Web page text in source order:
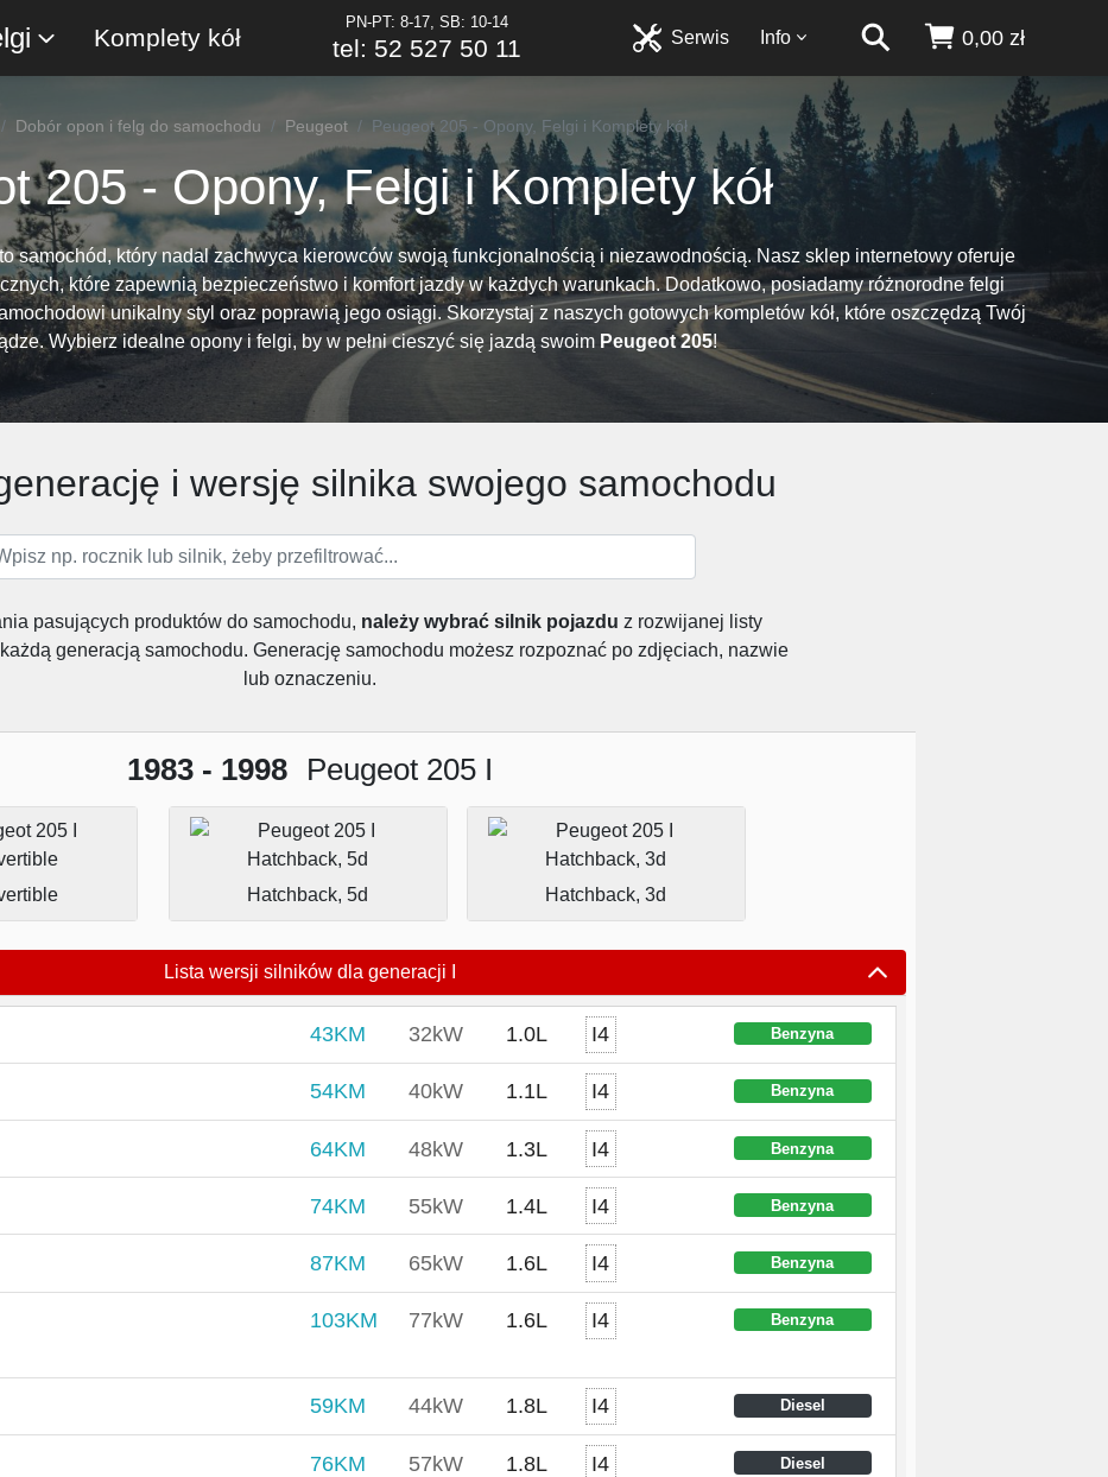
Komplety kół
PN-PT: 8-17, SB: 10-14
tel: 52 527 50 11 0,00 zł
Info
Serwis
Dobór opon i felg do samochodu Peugeot Peugeot 205 - Opony, Felgi i Komplety kół
205 - Opony, Felgi i Komplety kół
samochód, który nadal zachwyca kierowców swoją funkcjonalnością i niezawodnością. Nasz sklep internetowy oferuje
które zapewnią bezpieczeństwo i komfort jazdy w każdych warunkach. Dodatkowo, posiadamy różnorodne felgi
unikalny styl oraz poprawią jego osiągi. Skorzystaj z naszych gotowych kompletów kół, które oszczędzą Twój
Wybierz idealne opony i felgi, by w pełni cieszyć się jazdą swoim Peugeot 205!
i wersję silnika swojego samochodu
pasujących produktów do samochodu, należy wybrać silnik pojazdu z rozwijanej listy
generacją samochodu. Generację samochodu możesz rozpoznać po zdjęciach, nazwie
lub oznaczeniu.
1983 - 1998 Peugeot 205 I
Hatchback, 5d Hatchback, 3d
Lista wersji silników dla generacji I
43KM 32kW 1.0L I4 Benzyna
54KM 40kW 1.1L I4 Benzyna
64KM 48kW 1.3L I4 Benzyna
74KM 55kW 1.4L I4 Benzyna
87KM 65kW 1.6L I4 Benzyna
103KM 77kW 1.6L I4 Benzyna
59KM 44kW 1.8L I4 Diesel
76KM 57kW 1.8L I4 Diesel